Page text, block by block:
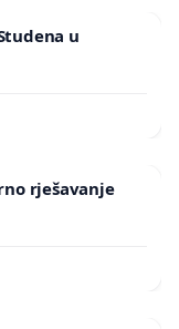
u
rješavanje